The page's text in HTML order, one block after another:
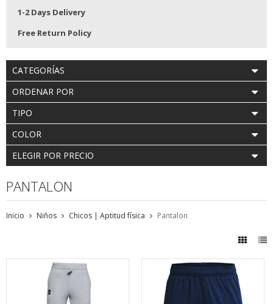
1-2 Days Delivery
Free Return Policy
CATEGORÍAS
ORDENAR POR
TIPO
COLOR
ELEGIR POR PRECIO
PANTALON
Inicio Niños Chicos | Aptitud física Pantalon